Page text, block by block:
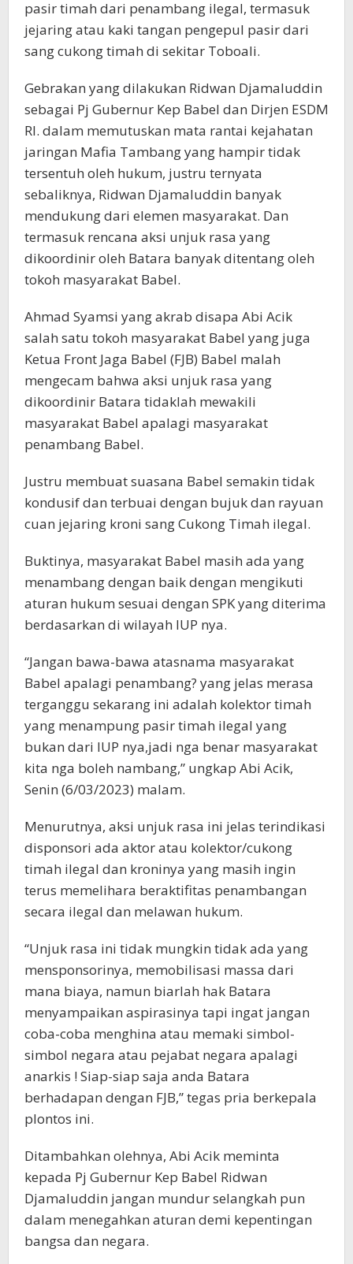
pasir timah dari penambang ilegal, termasuk
jejaring atau kaki tangan pengepul pasir dari
sang cukong timah di sekitar Toboali.
Gebrakan yang dilakukan Ridwan Djamaluddin
sebagai Pj Gubernur Kep Babel dan Dirjen ESDM
RI. dalam memutuskan mata rantai kejahatan
jaringan Mafia Tambang yang hampir tidak
tersentuh oleh hukum, justru ternyata
sebaliknya, Ridwan Djamaluddin banyak
mendukung dari elemen masyarakat. Dan
termasuk rencana aksi unjuk rasa yang
dikoordinir oleh Batara banyak ditentang oleh
tokoh masyarakat Babel.
Ahmad Syamsi yang akrab disapa Abi Acik
salah satu tokoh masyarakat Babel yang juga
Ketua Front Jaga Babel (FJB) Babel malah
mengecam bahwa aksi unjuk rasa yang
dikoordinir Batara tidaklah mewakili
masyarakat Babel apalagi masyarakat
penambang Babel.
Justru membuat suasana Babel semakin tidak
kondusif dan terbuai dengan bujuk dan rayuan
cuan jejaring kroni sang Cukong Timah ilegal.
Buktinya, masyarakat Babel masih ada yang
menambang dengan baik dengan mengikuti
aturan hukum sesuai dengan SPK yang diterima
berdasarkan di wilayah IUP nya.
“Jangan bawa-bawa atasnama masyarakat
Babel apalagi penambang? yang jelas merasa
terganggu sekarang ini adalah kolektor timah
yang menampung pasir timah ilegal yang
bukan dari IUP nya,jadi nga benar masyarakat
kita nga boleh nambang,” ungkap Abi Acik,
Senin (6/03/2023) malam.
Menurutnya, aksi unjuk rasa ini jelas terindikasi
disponsori ada aktor atau kolektor/cukong
timah ilegal dan kroninya yang masih ingin
terus memelihara beraktifitas penambangan
secara ilegal dan melawan hukum.
“Unjuk rasa ini tidak mungkin tidak ada yang
mensponsorinya, memobilisasi massa dari
mana biaya, namun biarlah hak Batara
menyampaikan aspirasinya tapi ingat jangan
coba-coba menghina atau memaki simbol-
simbol negara atau pejabat negara apalagi
anarkis ! Siap-siap saja anda Batara
berhadapan dengan FJB,” tegas pria berkepala
plontos ini.
Ditambahkan olehnya, Abi Acik meminta
kepada Pj Gubernur Kep Babel Ridwan
Djamaluddin jangan mundur selangkah pun
dalam menegahkan aturan demi kepentingan
bangsa dan negara.